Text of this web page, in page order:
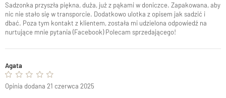
Sadzonka przyszła piękna, duża, już z pąkami w doniczce. Zapakowana, aby
nic nie stało się w transporcie. Dodatkowo ulotka z opisem jak sadzić i
dbać. Poza tym kontakt z klientem, została mi udzielona odpowiedź na
nurtujące mnie pytania (Facebook) Polecam sprzedającego!
Agata
Opinia dodana 21 czerwca 2025